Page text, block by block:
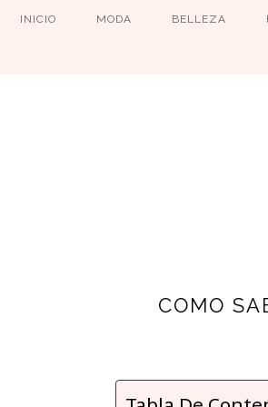
INICIO MODA BELLEZA
COMO